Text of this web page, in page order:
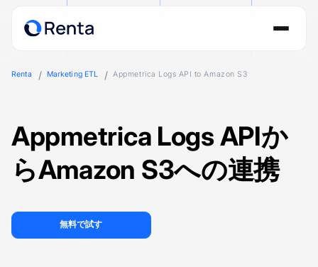
Renta Marketing ETL Appmetrica Logs API to Amazon S3
Appmetrica Logs APIか
らAmazon S3への連携
無料で試す